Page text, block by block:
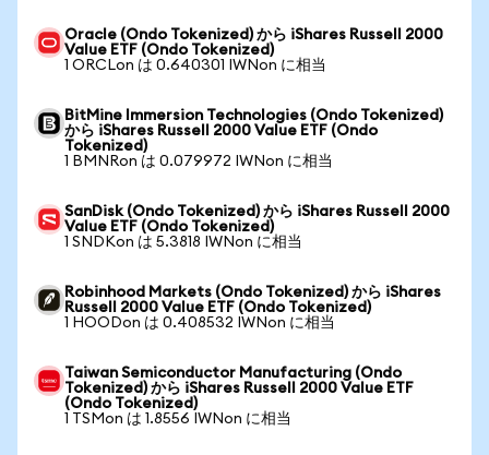
Oracle (Ondo Tokenized) から iShares Russell 2000
Value ETF (Ondo Tokenized)
1 ORCLon は 0.640301 IWNon に相当
BitMine Immersion Technologies (Ondo Tokenized)
から iShares Russell 2000 Value ETF (Ondo
Tokenized)
1 BMNRon は 0.079972 IWNon に相当
SanDisk (Ondo Tokenized) から iShares Russell 2000
Value ETF (Ondo Tokenized)
1 SNDKon は 5.3818 IWNon に相当
Robinhood Markets (Ondo Tokenized) から iShares
Russell 2000 Value ETF (Ondo Tokenized)
1 HOODon は 0.408532 IWNon に相当
Taiwan Semiconductor Manufacturing (Ondo
Tokenized) から iShares Russell 2000 Value ETF
(Ondo Tokenized)
1 TSMon は 1.8556 IWNon に相当